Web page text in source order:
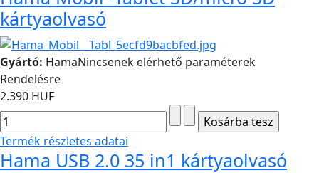
kártyaolvasó
Gyártó: HamaNincsenek elérhető paraméterek
Rendelésre
2.390 HUF
Termék részletes adatai
Hama USB 2.0 35 in1 kártyaolvasó